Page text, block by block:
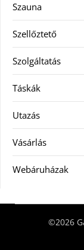
Szauna
Szellőztető
Szolgáltatás
Táskák
Utazás
Vásárlás
Webáruházak
©2026